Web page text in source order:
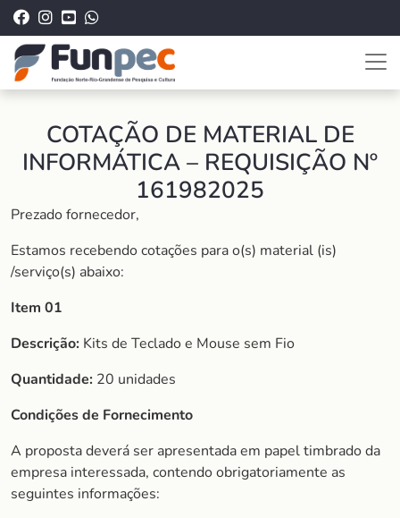
COTAÇÃO DE MATERIAL DE
INFORMÁTICA – REQUISIÇÃO Nº
161982025
Prezado fornecedor,
Estamos recebendo cotações para o(s) material (is)
/serviço(s) abaixo:
Item 01
Descrição: Kits de Teclado e Mouse sem Fio
Quantidade: 20 unidades
Condições de Fornecimento
A proposta deverá ser apresentada em papel timbrado da
empresa interessada, contendo obrigatoriamente as
seguintes informações: